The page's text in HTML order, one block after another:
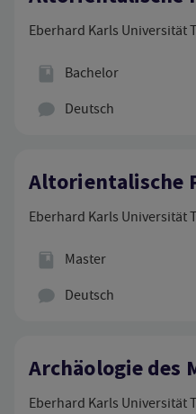
Eberhard Karls Universität
Abschluss
Bachelor
Hauptunterrichtssprache
Deutsch
Altorientalische
Eberhard Karls Universität
Abschluss
Master
Hauptunterrichtssprache
Deutsch
Archäologie des
Eberhard Karls Universität